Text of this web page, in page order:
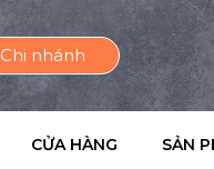
Chi nhánh
CỬA HÀNG SẢN